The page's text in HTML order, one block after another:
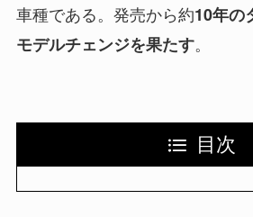
車種である。発売から約10年の
モデルチェンジを果たす。
目次